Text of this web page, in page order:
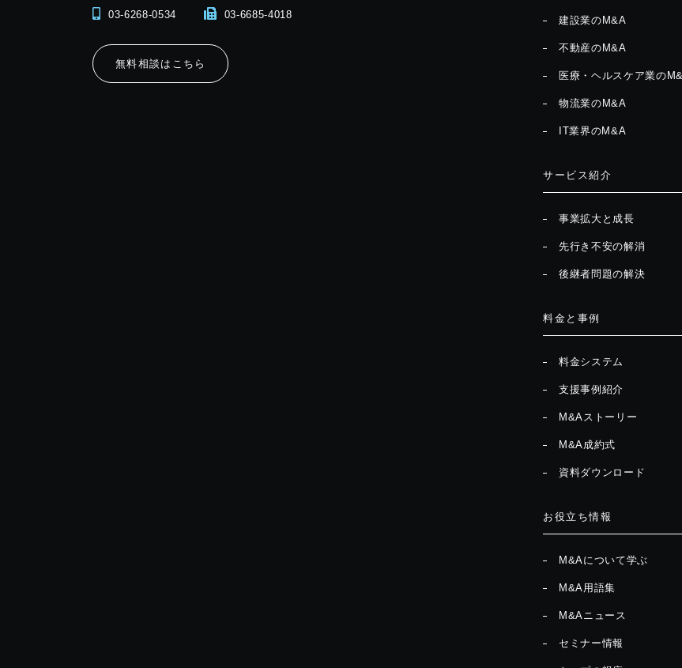
03-6268-0534 03-6685-4018
無料相談はこちら
建設業のM&A
不動産のM&A
医療・ヘルスケア業の
物流業のM&A
IT業界のM&A
サービス紹介
事業拡大と成長
先行き不安の解消
後継者問題の解決
料金と事例
料金システム
支援事例紹介
M&Aストーリー
M&A成約式
資料ダウンロード
お役立ち情報
M&Aについて学ぶ
M&A用語集
M&Aニュース
セミナー情報